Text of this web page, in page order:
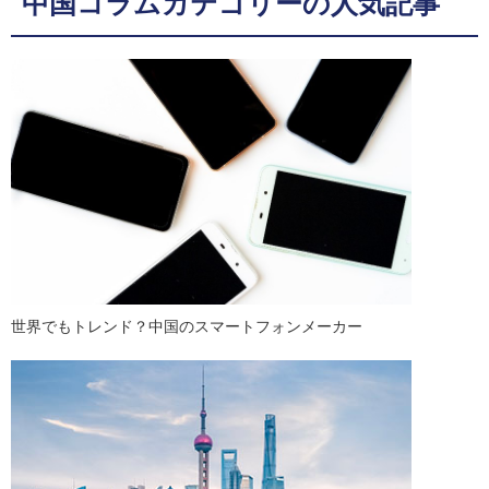
世界でもトレンド？中国のスマートフォンメーカー